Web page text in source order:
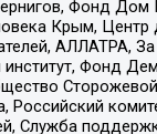
Фонд Дом
Крым, Центр
АЛЛАТРА,
Фонд
Российский
Служба